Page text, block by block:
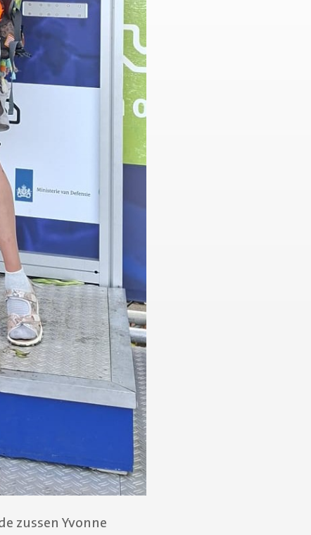
zussen Yvonne